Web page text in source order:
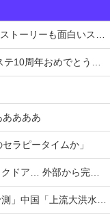
バレの上位互換だとまじで好評
マキノ・イベントSRイヴ、SR望月聖！
ああああ
ラピータイムか」
部から完全制御のおそれ
ム「緊急放流（決壊危機」中国「下流大水害（震え声」→